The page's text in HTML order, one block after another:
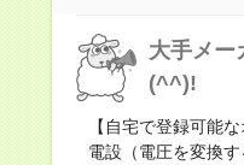
大手メー
(^^)!
【自宅で登録可能
電設（電圧を変換